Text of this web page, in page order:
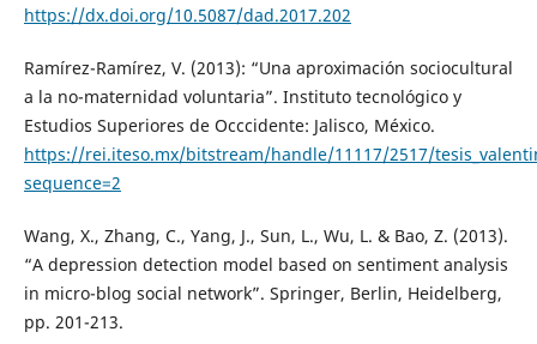
https://dx.doi.org/10.5087/dad.2017.202
Ramírez-Ramírez, V. (2013): “Una aproximación sociocultural
a la no-maternidad voluntaria”. Instituto tecnológico y
Estudios Superiores de Occcidente: Jalisco, México.
https://rei.iteso.mx/bitstream/handle/11117/2517/
sequence=2
Wang, X., Zhang, C., Yang, J., Sun, L., Wu, L. & Bao, Z. (2013).
“A depression detection model based on sentiment analysis
in micro-blog social network”. Springer, Berlin, Heidelberg,
pp. 201-213.